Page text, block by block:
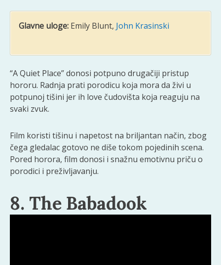
Glavne uloge: Emily Blunt, John Krasinski
“A Quiet Place” donosi potpuno drugačiji pristup
hororu. Radnja prati porodicu koja mora da živi u
potpunoj tišini jer ih love čudovišta koja reaguju na
svaki zvuk.
Film koristi tišinu i napetost na briljantan način, zbog
čega gledalac gotovo ne diše tokom pojedinih scena.
Pored horora, film donosi i snažnu emotivnu priču o
porodici i preživljavanju.
8. The Babadook